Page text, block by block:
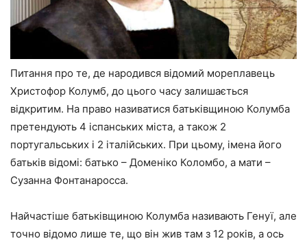
Питання про те, де народився відомий мореплавець
Христофор Колумб, до цього часу залишається
відкритим. На право називатися батьківщиною Колумба
претендують 4 іспанських міста, а також 2
португальських і 2 італійських. При цьому, імена його
батьків відомі: батько – Доменіко Коломбо, а мати –
Сузанна Фонтанаросса.
Найчастіше батьківщиною Колумба називають Генуї, але
точно відомо лише те, що він жив там з 12 років, а ось